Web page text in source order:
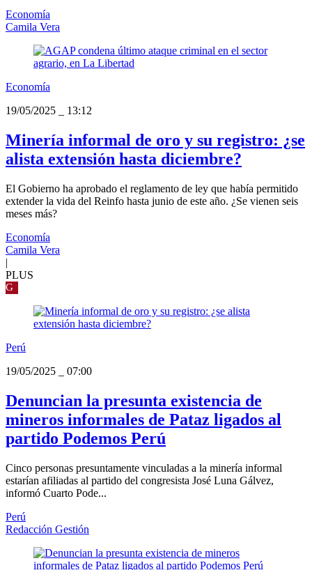
Economía
Camila Vera
Economía
19/05/2025
13:12
Minería informal de oro y su registro: ¿se
alista extensión hasta diciembre?
El Gobierno ha aprobado el reglamento de ley que había permitido
extender la vida del Reinfo hasta junio de este año. ¿Se vienen seis
meses más?
Economía
Camila Vera
|
PLUS
G
Perú
19/05/2025
07:00
Denuncian la presunta existencia de
mineros informales de Pataz ligados al
partido Podemos Perú
Cinco personas presuntamente vinculadas a la minería informal
estarían afiliadas al partido del congresista José Luna Gálvez,
informó Cuarto Pode...
Perú
Redacción Gestión